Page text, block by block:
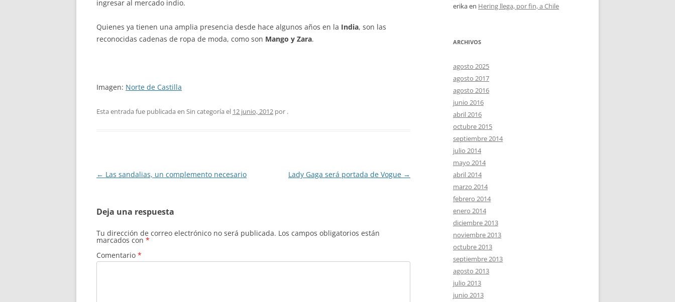
ingresar al mercado indio.
Quienes ya tienen una amplia presencia desde hace algunos años en la India, son las
reconocidas cadenas de ropa de moda, como son Mango y Zara.
Imagen: Norte de Castilla
Esta entrada fue publicada en Sin categoría el 12 junio, 2012 por .
Navegación
← Las sandalias, un complemento necesario Lady Gaga será portada de Vogue →
Deja una respuesta
Tu dirección de correo electrónico no será publicada. Los campos obligatorios están
marcados con *
Comentario *
erikaen Hering llega, por fin, a Chile
ARCHIVOS
agosto 2025
agosto 2017
agosto 2016
junio 2016
abril 2016
octubre 2015
septiembre 2014
julio 2014
mayo 2014
abril 2014
marzo 2014
febrero 2014
enero 2014
diciembre 2013
noviembre 2013
octubre 2013
septiembre 2013
agosto 2013
julio 2013
junio 2013